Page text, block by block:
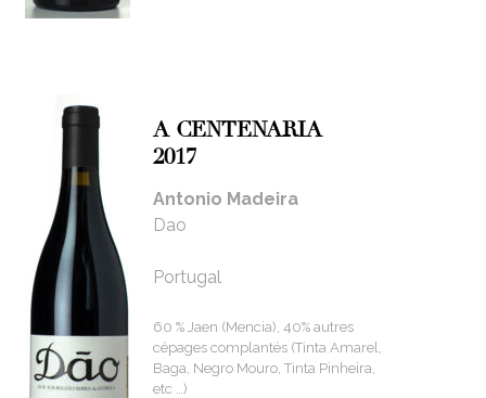
A CENTENARIA
2017
Antonio Madeira
Dao
Portugal
60 % Jaen (Mencia), 40% autres
cépages complantés (Tinta Amarel,
Baga, Negro Mouro, Tinta Pinheira,
etc …)